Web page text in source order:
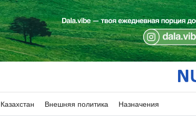
Казахстан Внешняя политика Назначения